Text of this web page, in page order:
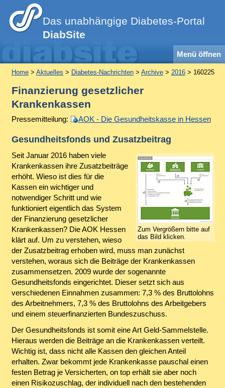
Das unabhängige Diabetes-Portal
DiabSite
Menü öffnen
Home> Aktuelles > Diabetes-Nachrichten> Archive> 2016> 160225
Finanzierung gesetzlicher
Krankenkassen
Pressemitteilung: AOK - Die Gesundheitskasse in Hessen
Gesundheitsfonds und Zusatzbeitrag
Zum Vergrößern bitte auf
das Bild klicken.
Seit Januar 2016 haben viele
Krankenkassen ihre Zusatzbeiträge
erhöht. Wieso ist dies für die
Kassen ein wichtiger und
notwendiger Schritt und wie
funktioniert eigentlich das System
der Finanzierung gesetzlicher
Krankenkassen? Die AOK Hessen
klärt auf. Um zu verstehen, wieso
der Zusatzbeitrag erhoben wird, muss man zunächst
verstehen, woraus sich die Beiträge der Krankenkassen
zusammensetzen. 2009 wurde der sogenannte
Gesundheitsfonds eingerichtet. Dieser setzt sich aus
verschiedenen Einnahmen zusammen: 7,3 % des Bruttolohns
des Arbeitnehmers, 7,3 % des Bruttolohns des Arbeitgebers
und einem steuerfinanzierten Bundeszuschuss.
Der Gesundheitsfonds ist somit eine Art Geld-Sammelstelle.
Hieraus werden die Beiträge an die Krankenkassen verteilt.
Wichtig ist, dass nicht alle Kassen den gleichen Anteil
erhalten. Zwar bekommt jede Krankenkasse pauschal einen
festen Betrag je Versicherten, on top erhält sie aber noch
einen Risikozuschlag, der individuell nach den bestehenden